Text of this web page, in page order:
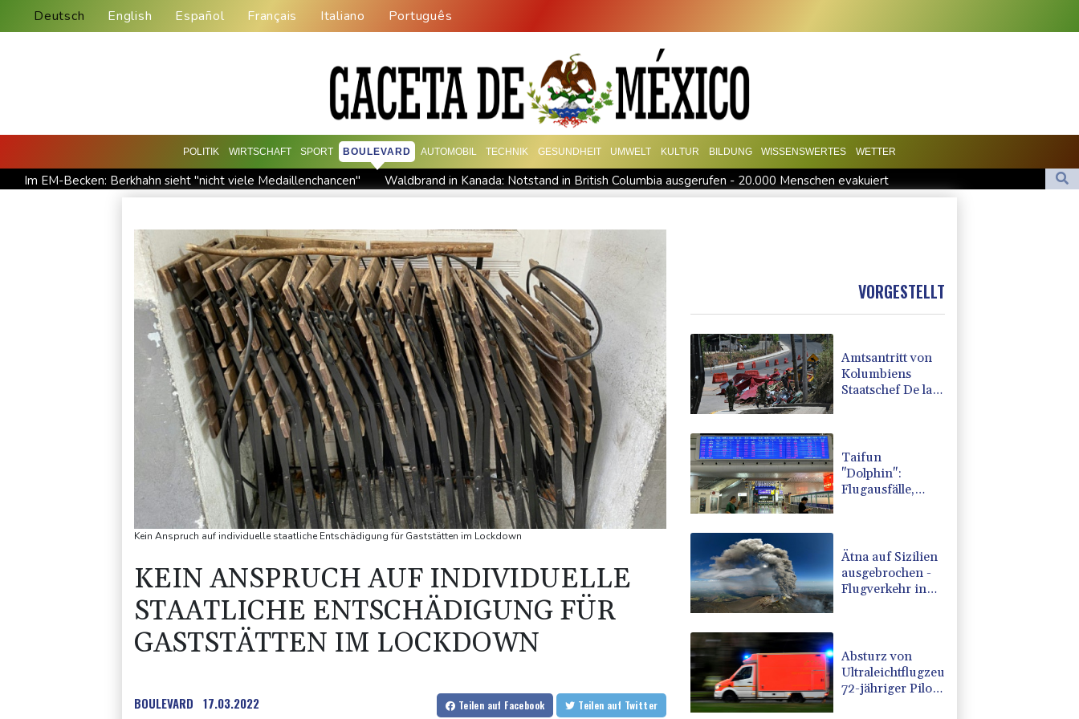
Deutsch English Español Français Italiano Português
POLITIK WIRTSCHAFT SPORT BOULEVARD AUTOMOBIL TECHNIK GESUNDHEIT UMWELT KULTUR BILDUNG WISSENSWERTES WETTER
Im EM-Becken: Berkhahn sieht "nicht viele Medaillenchancen"
Waldbrand in Kanada: Notstand in British Columbia ausgerufen - 20.000 Menschen evakuiert
Amtsantritt von Kolumbiens Staatschef De la Espriella von Gewalt überschattet
Basketball-WM: Geiselsöder macht gesamte Vorbereitung mit
Taifun "Dolphin": Flugausfälle, Evakuierung und höchste Warnstufe in China
Lionel Messi trauert um Vater und langjährigen Manager Jorge
DAK-Analyse: ADHS-Neudiagnosen bei Kindern deutlich gestiegen
Sohn: Krebs von Ex-Präsident Biden hat sich ausgebreitet und Metastasen gebildet
Kein Anspruch auf individuelle staatliche Entschädigung für Gaststätten im Lockdown
KEIN ANSPRUCH AUF INDIVIDUELLE
STAATLICHE ENTSCHÄDIGUNG FÜR
GASTSTÄTTEN IM LOCKDOWN
BOULEVARD 17.03.2022 Teilen auf Facebook Teilen auf Twitter
VORGESTELLT
Amtsantritt von
Kolumbiens
Staatschef De la
Taifun
"Dolphin":
Flugausfälle,
China
Ätna auf Sizilien
ausgebrochen -
Flugverkehr in
Absturz von
Ultraleichtflugzeug:
72-jähriger Pilot